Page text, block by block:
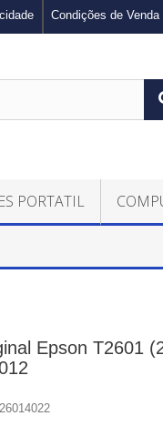
Condições de Venda
PORTATIL
Epson T2601